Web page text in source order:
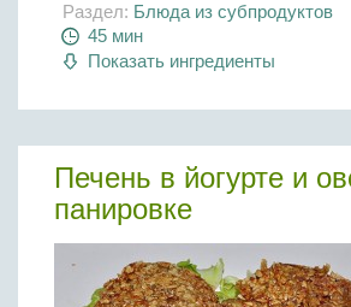
Раздел: Блюда из субпродуктов
45 мин
Показать ингредиенты
Печень в йогурте и
панировке